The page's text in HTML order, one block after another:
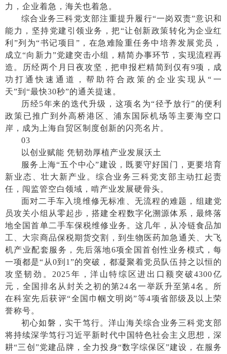
力，企业着急，海关也着急。
综合业务三科党支部注重提升履行“一岗双责”意识和
能力，坚持党建引领业务，把“让创新政策转化为企业红
利”列为“书记项目”，在急难险重任务中培养发展党员，
成立“向新力”党建突击小组，精简办事环节，实现流程再
造。历经两个月日夜攻坚，把申报栏精简到仅有9项，成
功打通快速通道，帮助符合政策的企业实现从“一
天”到“最快30秒”的通关提速。
历经5年来的迭代升级，这项名为“径予放行”的便利
政策已推广到外高桥港区、浦东国际机场等主要海空口
岸，成为上海自贸区制度创新的闪亮名片。
03
以创业赋能 凭韧劲厚植产业发展沃土
服务上海“五个中心”建设，既要守好国门，更要培育
新业态、壮大新产业。综合业务三科党支部主动扛起责
任，闯监管空白领域，啃产业发展硬骨头。
面对二手车入境维修无标准、无流程的难题，组建党
员攻关小组从零起步，搭建全程数字化溯源体系，最终落
地全国首单二手车保税维修业务。这几年，从冷链食品加
工、大宗商品保税期货交割，到生物医药加急通关、大飞
机产业配套服务，先后落地6项全国首创性业务模式，每
一项都是“从0到1”的突破，都凝聚着党员队伍持之以恒的
攻坚韧劲。2025年，洋山特综区进出口额突破4300亿
元，全国排名从封关之初的第24名一举跃升至第4名。所
在科室先后获评“全国巾帼文明岗”等4项省部级及以上荣
誉称号。
初心如磐，实干笃行。洋山海关综合业务三科党支部
将持续深学笃行习近平新时代中国特色社会主义思想，深
耕“三创”党建品牌，全力投身“数字综保区”建设，在服务